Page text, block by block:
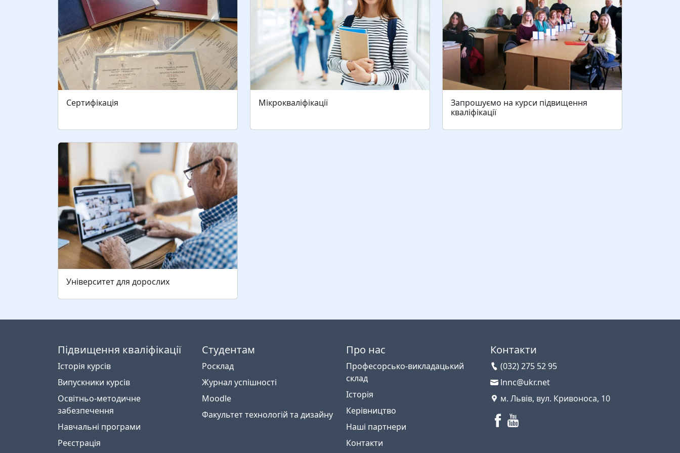
Сертифікація Мікрокваліфікації
Запрошуємо на курси підвищення
кваліфікації
ДЛЯ ДОРОСЛИХ (від 50 років і більше)
Читати більше
Університет для дорослих
Підвищення кваліфікації
Історія курсів
Випускники курсів
Освітньо-методичне
забезпечення
Навчальні програми
Реєстрація
Студентам
Росклад
Журнал успішності
Moodle
Факультет технологій та дизайну
Про нас
Професорсько-викладацький
склад
Історія
Керівництво
Наші партнери
Контакти
Контакти
(032) 275 52 95
lnnc@ukr.net
м. Львів, вул. Кривоноса, 10